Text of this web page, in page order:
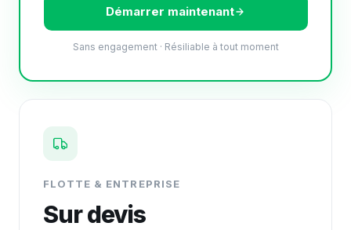
Démarrer maintenant
Sans engagement · Résiliable à tout moment
FLOTTE & ENTREPRISE
Sur devis